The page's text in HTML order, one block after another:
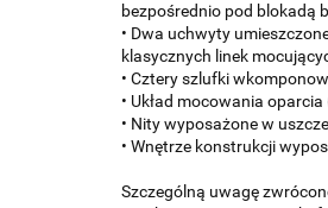
bezpośrednio pod blokadą
• Dwa uchwyty
klasycznych linek
• Cztery szlufki
• Układ mocowania
• Nity wyposażone w
• Wnętrze konstrukcji
Szczególną uwagę